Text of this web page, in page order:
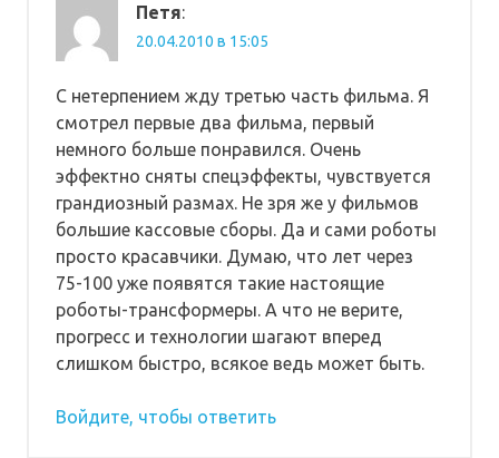
Петя:
20.04.2010 в 15:05
С нетерпением жду третью часть фильма. Я
смотрел первые два фильма, первый
немного больше понравился. Очень
эффектно сняты спецэффекты, чувствуется
грандиозный размах. Не зря же у фильмов
большие кассовые сборы. Да и сами роботы
просто красавчики. Думаю, что лет через
75-100 уже появятся такие настоящие
роботы-трансформеры. А что не верите,
прогресс и технологии шагают вперед
слишком быстро, всякое ведь может быть.
Войдите, чтобы ответить